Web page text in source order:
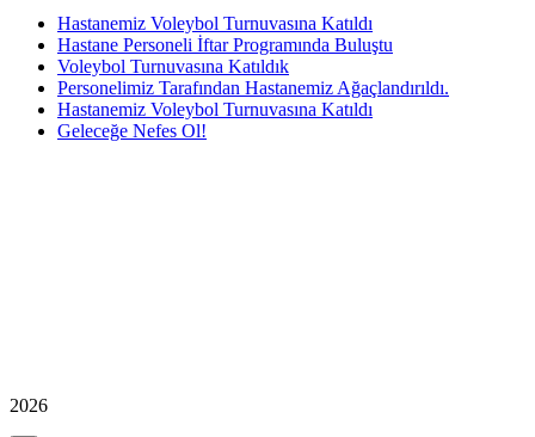
Hastanemiz Voleybol Turnuvasına Katıldı
Hastane Personeli İftar Programında Buluştu
Voleybol Turnuvasına Katıldık
Personelimiz Tarafından Hastanemiz Ağaçlandırıldı.
Hastanemiz Voleybol Turnuvasına Katıldı
Geleceğe Nefes Ol!
2026